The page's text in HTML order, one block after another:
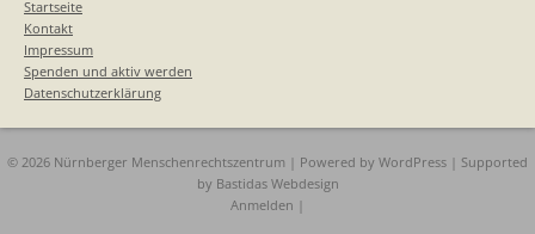
Startseite
Kontakt
Impressum
Spenden und aktiv werden
Datenschutzerklärung
© 2026 Nürnberger Menschenrechtszentrum | Powered by WordPress | Supported
by Bastidas Webdesign
Anmelden |